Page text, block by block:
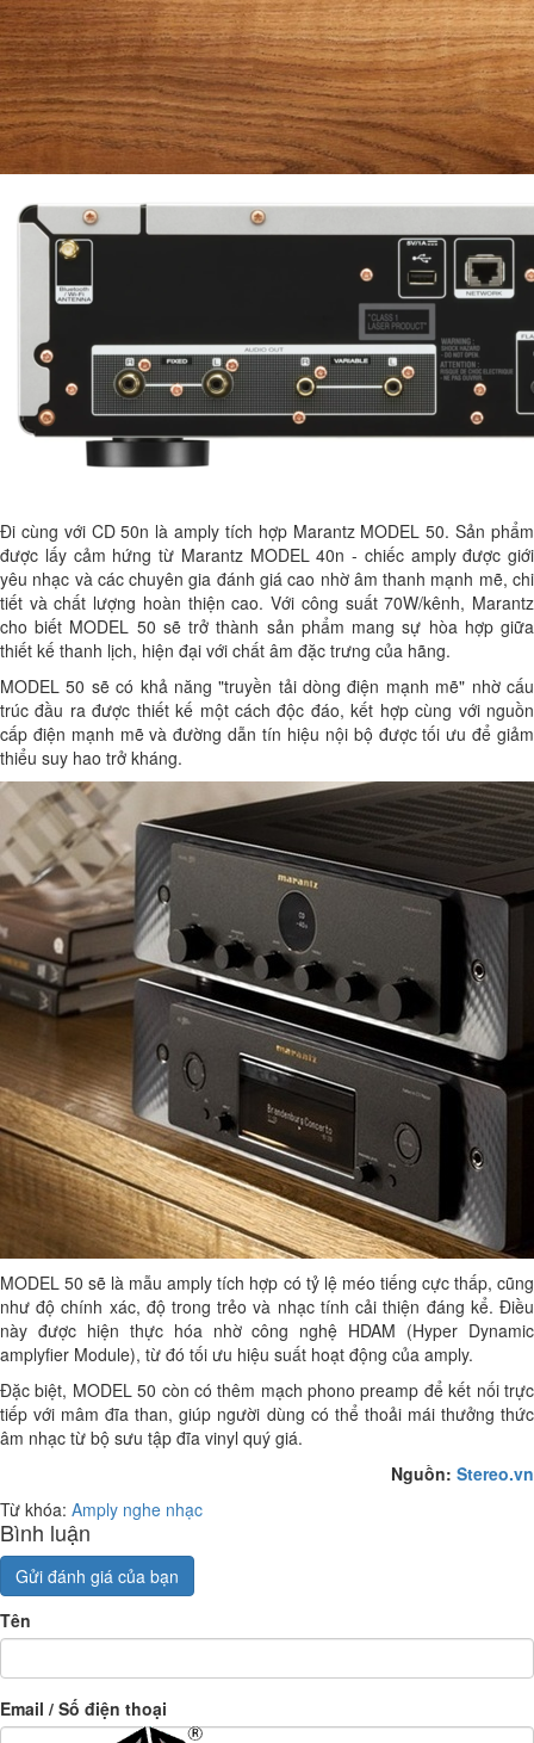
Đi cùng với CD 50n là amply tích hợp Marantz MODEL 50. Sản phẩm
được lấy cảm hứng từ Marantz MODEL 40n - chiếc amply được giới
yêu nhạc và các chuyên gia đánh giá cao nhờ âm thanh mạnh mẽ, chi
tiết và chất lượng hoàn thiện cao. Với công suất 70W/kênh, Marantz
cho biết MODEL 50 sẽ trở thành sản phẩm mang sự hòa hợp giữa
thiết kế thanh lịch, hiện đại với chất âm đặc trưng của hãng.
MODEL 50 sẽ có khả năng "truyền tải dòng điện mạnh mẽ" nhờ cấu
trúc đầu ra được thiết kế một cách độc đáo, kết hợp cùng với nguồn
cấp điện mạnh mẽ và đường dẫn tín hiệu nội bộ được tối ưu để giảm
thiểu suy hao trở kháng.
MODEL 50 sẽ là mẫu amply tích hợp có tỷ lệ méo tiếng cực thấp, cũng
như độ chính xác, độ trong trẻo và nhạc tính cải thiện đáng kể. Điều
này được hiện thực hóa nhờ công nghệ HDAM (Hyper Dynamic
amplyfier Module), từ đó tối ưu hiệu suất hoạt động của amply.
Đặc biệt, MODEL 50 còn có thêm mạch phono preamp để kết nối trực
tiếp với mâm đĩa than, giúp người dùng có thể thoải mái thưởng thức
âm nhạc từ bộ sưu tập đĩa vinyl quý giá.
Nguồn: Stereo.vn
Từ khóa: Amply nghe nhạc
Bình luận
Gửi đánh giá của bạn
Tên
Email / Số điện thoại